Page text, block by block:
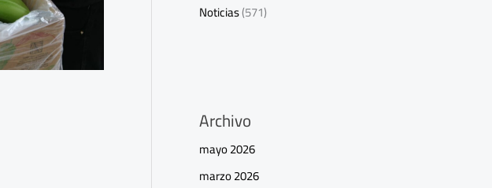
Noticias(571)
Archivo
mayo 2026
marzo 2026